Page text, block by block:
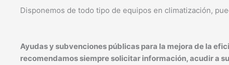
Disponemos de todo tipo de equipos en climatización,
Ayudas y subvenciones públicas para la mejora de la
recomendamos siempre solicitar información, acudir a